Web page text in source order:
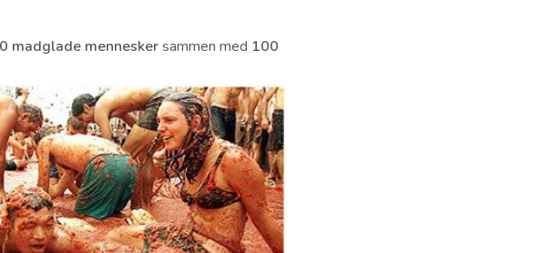
madglade menneskersammen med 100